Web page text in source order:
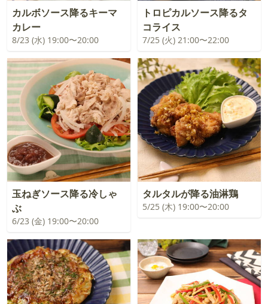
カルボソース降るキーマ
カレー
8/23 (水) 19:00〜20:00
トロピカルソース降るタ
コライス
7/25 (火) 21:00〜22:00
玉ねぎソース降る冷しゃ
ぶ
6/23 (金) 19:00〜20:00
タルタルが降る油淋鶏
5/25 (木) 19:00〜20:00